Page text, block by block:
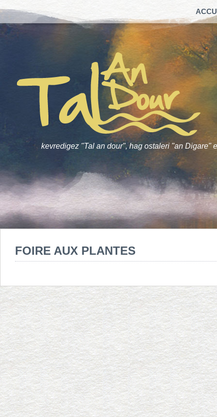
kevredigez "Tal an dour", hag ostaleri "an Digare"
FOIRE AUX PLANTES